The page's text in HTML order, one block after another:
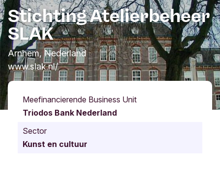
Stichting Atelierbeheer
SLAK
Arnhem, Nederland
www.slak.nl/
Meefinancierende Business Unit
Triodos Bank Nederland
Sector
Kunst en cultuur